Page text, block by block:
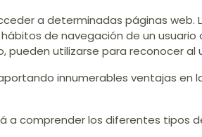
a determinadas páginas web.
de navegación de un usuario
utilizarse para reconocer al
innumerables ventajas en
a comprender los diferentes tipos